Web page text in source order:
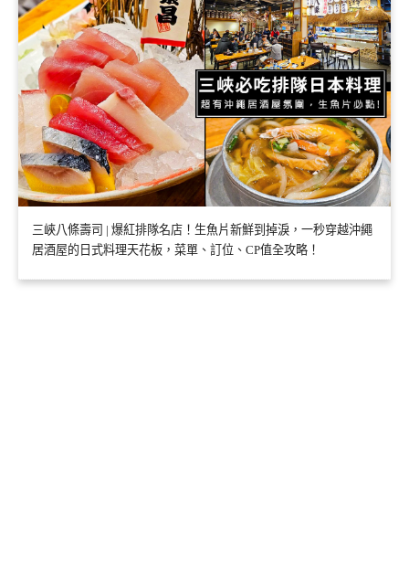
三峽八條壽司 | 爆紅排隊名店！生魚片新鮮到掉淚，一秒穿越沖繩
居酒屋的日式料理天花板，菜單、訂位、CP值全攻略！